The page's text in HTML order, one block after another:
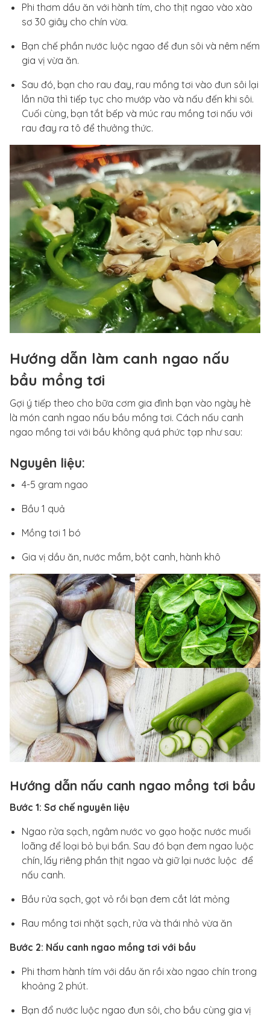
Phi thơm dầu ăn với hành tím, cho thịt ngao vào xào
sơ 30 giây cho chín vừa.
Bạn chế phần nước luộc ngao để đun sôi và nêm nếm
gia vị vừa ăn.
Sau đó, bạn cho rau đay, rau mồng tơi vào đun sôi lại
lần nữa thì tiếp tục cho mướp vào và nấu đến khi sôi.
Cuối cùng, bạn tắt bếp và múc rau mồng tơi nấu với
rau đay ra tô để thưởng thức.
Hướng dẫn làm canh ngao nấu
bầu mồng tơi
Gợi ý tiếp theo cho bữa cơm gia đình bạn vào ngày hè
là món canh ngao nấu bầu mồng tơi. Cách nấu canh
ngao mồng tơi với bầu không quá phức tạp như sau:
Nguyên liệu:
4-5 gram ngao
Bầu 1 quả
Mồng tơi 1 bó
Gia vị dầu ăn, nước mắm, bột canh, hành khô
Hướng dẫn nấu canh ngao mồng tơi bầu
Bước 1: Sơ chế nguyên liệu
Ngao rửa sạch, ngâm nước vo gạo hoặc nước muối
loãng để loại bỏ bụi bẩn. Sau đó bạn đem ngao luộc
chín, lấy riêng phần thịt ngao và giữ lại nước luộc để
nấu canh.
Bầu rửa sạch, gọt vỏ rồi bạn đem cắt lát mỏng
Rau mồng tơi nhặt sạch, rửa và thái nhỏ vừa ăn
Bước 2: Nấu canh ngao mồng tơi với bầu
Phi thơm hành tím với dầu ăn rồi xào ngao chín trong
khoảng 2 phút.
Bạn đổ nước luộc ngao đun sôi, cho bầu cùng gia vị